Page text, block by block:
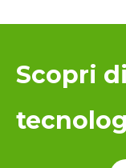
Scopri